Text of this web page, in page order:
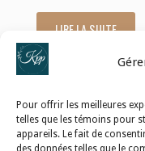
Pour offrir les meilleures
telles que les témoins pour
appareils. Le fait de
des données telles que le
LIRE LA SUITE"Self-
love
10
POLITIQUE DE